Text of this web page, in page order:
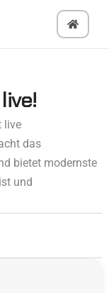
das
bietet modernste
und